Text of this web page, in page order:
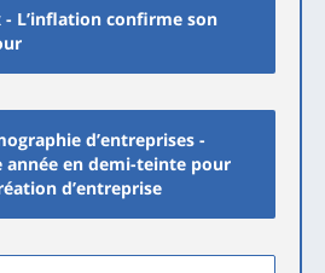
- L’inflation confirme son
d’entreprises -
année en demi-teinte pour
d’entreprise